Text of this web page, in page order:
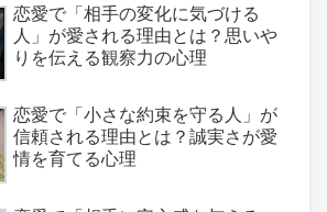
恋愛で「相手の変化に気づける
人」が愛される理由とは？思いや
りを伝える観察力の心理
恋愛で「小さな約束を守る人」が
信頼される理由とは？誠実さが愛
情を育てる心理